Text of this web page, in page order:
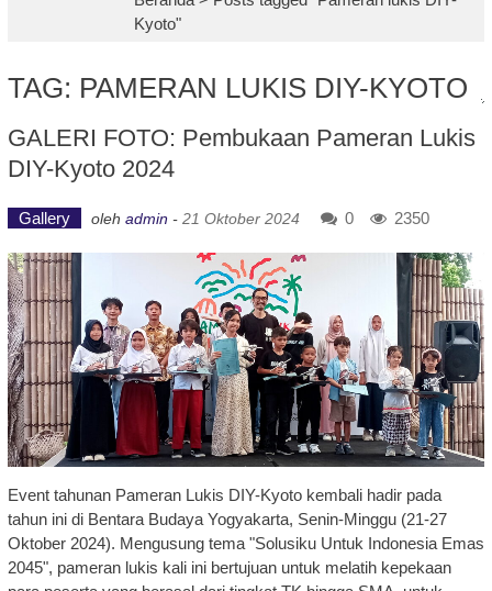
Kyoto"
TAG: PAMERAN LUKIS DIY-KYOTO
GALERI FOTO: Pembukaan Pameran Lukis
DIY-Kyoto 2024
Gallery oleh admin - 21 Oktober 2024 0 2350
Event tahunan Pameran Lukis DIY-Kyoto kembali hadir pada
tahun ini di Bentara Budaya Yogyakarta, Senin-Minggu (21-27
Oktober 2024). Mengusung tema "Solusiku Untuk Indonesia Emas
2045", pameran lukis kali ini bertujuan untuk melatih kepekaan